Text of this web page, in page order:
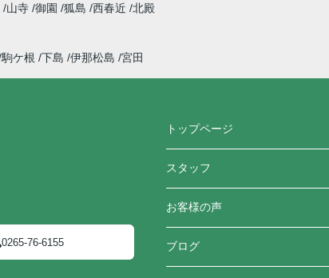
山寺 御園 狐島 西春近 北殿
駒ケ根 下島 伊那松島 宮田
0265-76-6155
トップページ
スタッフ
お客様の声
ブログ